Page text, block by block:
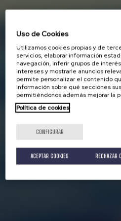
Uso de Cookies
Utilizamos cookies propias y de
servicios, elaborar información
navegación, inferir grupos de
intereses y mostrarle anuncios
permite personalizar el contenido
información sobre qué secciones
permitiéndonos además mejorar la
Política de cookies
CONFIGURAR
RECHAZAR
ACEPTAR COOKIES